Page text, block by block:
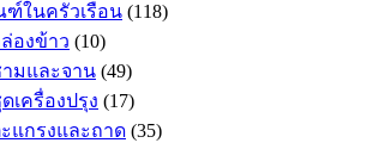
ในครัวเรือน (118)
องข้าว (10)
มและจาน (49)
เครื่องปรุง (17)
แกรงและถาด (35)